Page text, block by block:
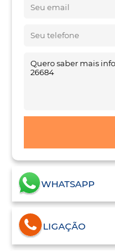
WHATSAPP
LIGAÇÃO